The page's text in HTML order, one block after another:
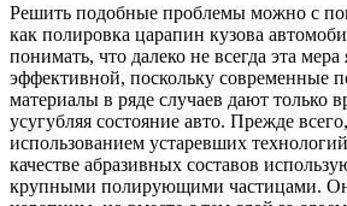
Решить подобные проблемы можно с
как полировка царапин кузова
понимать, что далеко не всегда эта мера
эффективной, поскольку современные
материалы в ряде случаев дают только
усугубляя состояние авто. Прежде
использованием устаревших
качестве абразивных составов
крупными полирующими частицами.